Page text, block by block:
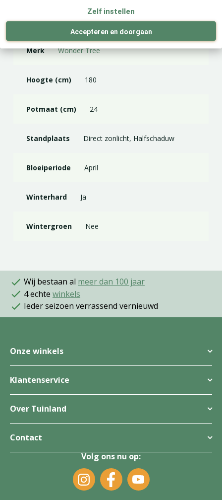
Zelf instellen
Accepteren en doorgaan
Pyrus communis 'Doyenné du Comice'
Merk Wonder Tree
Hoogte (cm) 180
Potmaat (cm) 24
Standplaats Direct zonlicht, Halfschaduw
Bloeiperiode April
Winterhard Ja
Wintergroen Nee
Wij bestaan al meer dan 100 jaar
4 echte winkels
Ieder seizoen verrassend vernieuwd
Onze winkels
Klantenservice
Over Tuinland
Contact
Volg ons nu op: